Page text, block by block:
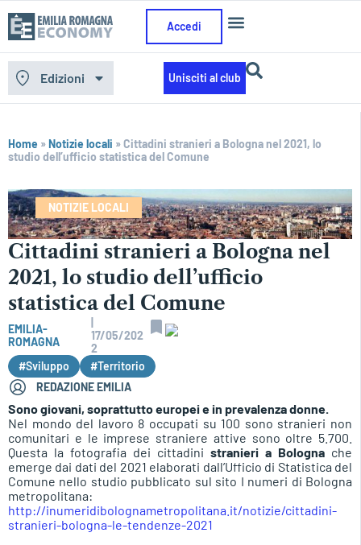
Accedi
Edizioni Unisciti al club
Home »Notizie locali »Cittadini stranieri a Bologna nel 2021, lo
studio dell’ufficio statistica del Comune
NOTIZIE LOCALI
Cittadini stranieri a Bologna nel
2021, lo studio dell’ufficio
statistica del Comune
EMILIA-
ROMAGNA
17/05/202
2
#Sviluppo
#Territorio
REDAZIONE EMILIA
Sono giovani, soprattutto europei e in prevalenza donne.
Nel mondo del lavoro 8 occupati su 100 sono stranieri non
comunitari e le imprese straniere attive sono oltre 5.700.
Questa la fotografia dei cittadini stranieri a Bologna che
emerge dai dati del 2021 elaborati dall’Ufficio di Statistica del
Comune nello studio pubblicato sul sito I numeri di Bologna
metropolitana:
http://inumeridibolognametropolitana.it/notizie/cittadini-
stranieri-bologna-le-tendenze-2021